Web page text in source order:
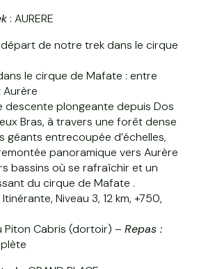
: AURERE
de notre trek dans le cirque
le cirque de Mafate : entre
Aurère
descente plongeante depuis Dos
Bras, à travers une forêt dense
géants entrecoupée d’échelles,
panoramique vers Aurère
bassins où se rafraîchir et un
du cirque de Mafate .
Itinérante, Niveau 3, 12 km, +750,
Piton Cabris (dortoir) –Repas :